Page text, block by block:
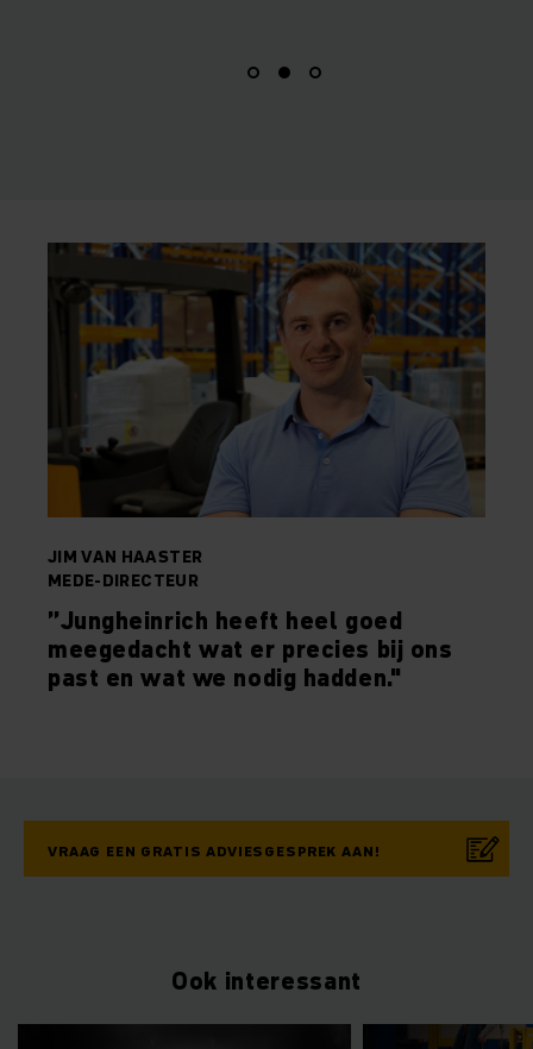
JIM VAN HAASTER
MEDE-DIRECTEUR
”Jungheinrich heeft heel goed
meegedacht wat er precies bij ons
past en wat we nodig hadden."
VRAAG EEN GRATIS ADVIESGESPREK AAN!
Ook interessant